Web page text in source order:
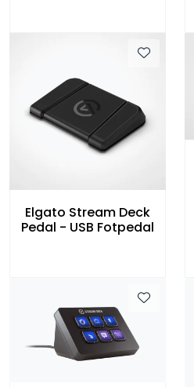
Elgato Stream Deck
Pedal - USB Fotpedal